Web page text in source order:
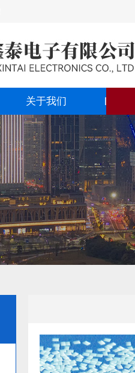
关于我们